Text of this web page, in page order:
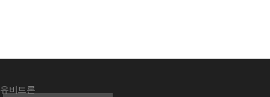
유비트론